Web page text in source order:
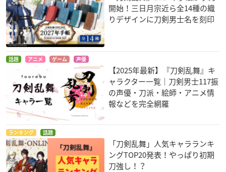
開始！三日月宗近ら全14種の織
りデザインに刀剣男士名を刻印
話題 アニメ ゲーム 声優
【2025年最新】『刀剣乱舞』キ
ャラクター一覧｜刀剣男士117振
の声優・刀派・絵師・アニメ情
報などを完全網羅
ランキング 話題
「刀剣乱舞」人気キャラランキ
ングTOP20発表！やっぱり初期
刀強し！？